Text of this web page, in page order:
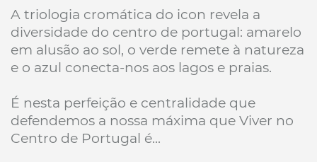
A triologia cromática do icon revela a
diversidade do centro de portugal: amarelo
em alusão ao sol, o verde remete à natureza
e o azul conecta-nos aos lagos e praias.
É nesta perfeição e centralidade que
defendemos a nossa máxima que Viver no
Centro de Portugal é...